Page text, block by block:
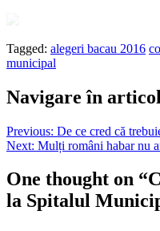
Tagged: alegeri bacau 2016
municipal
Navigare în
Previous: De ce cred că
Next: Mulți români habar nu
One thought on “
la Spitalul